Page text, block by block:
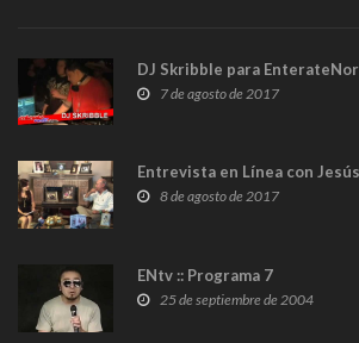
DJ Skribble para
7 de agosto de 2017
Entrevista en Línea con
8 de agosto de 2017
ENtv :: Programa 7
25 de septiembre de 2004